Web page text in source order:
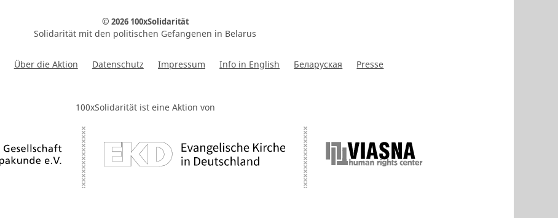
© 2026 100xSolidarität
Solidarität mit den politischen Gefangenen in Belarus
Über die Aktion Datenschutz Impressum Info in English Беларуская Presse
100xSolidarität ist eine Aktion von